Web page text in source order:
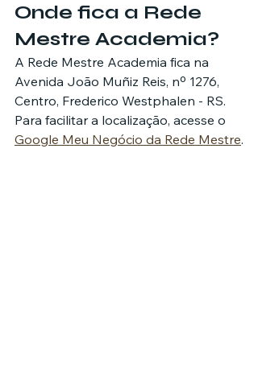
Onde fica a Rede
Mestre Academia?
A Rede Mestre Academia fica na
Avenida João Muñiz Reis, nº 1276,
Centro, Frederico Westphalen - RS.
Para facilitar a localização, acesse o
Google Meu Negócio da Rede Mestre.